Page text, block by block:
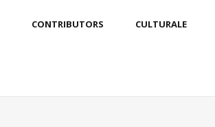
CONTRIBUTORS CULTURALE